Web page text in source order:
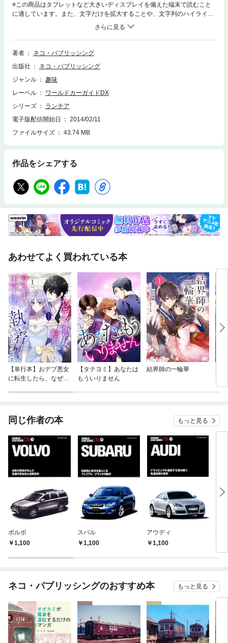
※この商品はタブレットなど大きいディスプレイを備えた端末で読むこと
に適しています。また、文字だけを拡大することや、文字列のハイライ
ト、検索、辞書の参照、引用などの機能が使用できません。いつの時代に
もエンスージァストを納得させる内容を持ち、上質で魅力的なサルーンを
送り出してきたメーカー、ランチア。熱きハートを持ちながらも優雅に装
うランチアの本質を、戦前からのモデルをもとに紹介する。
著者
ネコ・パブリッシング
出版社
ネコ・パブリッシング
ジャンル
趣味
レーベル
ワールドカーガイドDX
シリーズ
ランチア
電子版配信開始日
2014/02/11
ファイルサイズ
43.74 MB
作品をシェアする
あわせてよく買われている本
【単行本】おデブ悪女
に転生したら、なぜか
【タテヨミ】あなたは
もういりません
結界師の一輪華
バ
今
同じ作者の本 もっと見る
ボルボ
1,100
スバル
1,100
アウディ
1,100
ネコ・パブリッシングのおすすめ本 もっと見る